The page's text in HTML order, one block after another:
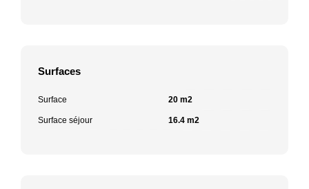
Surfaces
Surface 20 m2
Surface séjour 16.4 m2